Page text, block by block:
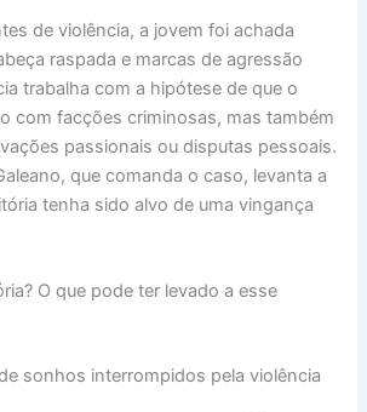
de violência, a jovem foi achada
raspada e marcas de agressão
trabalha com a hipótese de que o
com facções criminosas, mas também
passionais ou disputas pessoais.
que comanda o caso, levanta a
tenha sido alvo de uma vingança
O que pode ter levado a esse
sonhos interrompidos pela violência